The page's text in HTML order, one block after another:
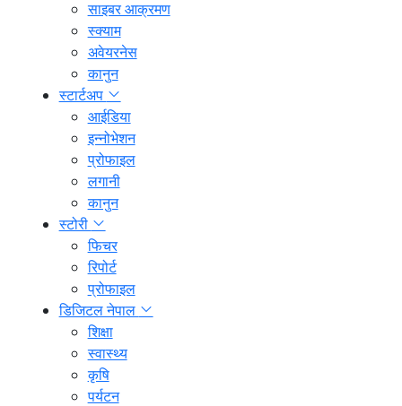
साइबर आक्रमण
स्क्याम
अवेयरनेस
कानुन
स्टार्टअप
आईडिया
इन्नोभेशन
प्रोफाइल
लगानी
कानुन
स्टोरी
फिचर
रिपोर्ट
प्रोफाइल
डिजिटल नेपाल
शिक्षा
स्वास्थ्य
कृषि
पर्यटन